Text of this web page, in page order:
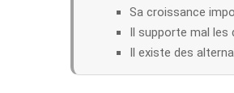
Sa croissance
Il supporte mal les
Il existe des